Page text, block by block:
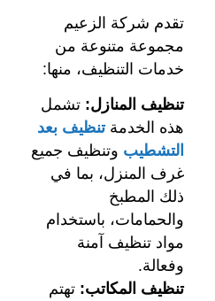
تقدم شركة الزعيم
مجموعة متنوعة من
خدمات التنظيف، منها:
تنظيف المنازل: تشمل
هذه الخدمةتنظيف بعد
التشطيب وتنظيف جميع
غرف المنزل، بما في
ذلك المطبخ
والحمامات، باستخدام
مواد تنظيف آمنة
وفعالة.
تنظيف المكاتب: تهتم